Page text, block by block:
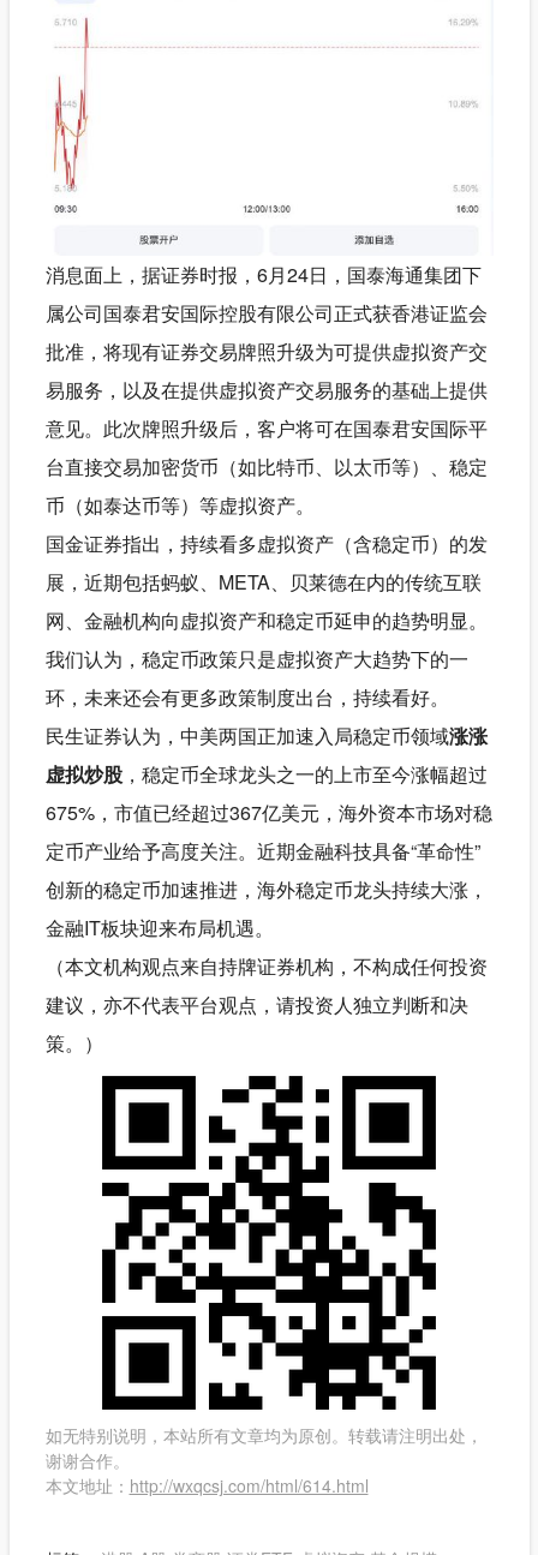
消息面上，据证券时报，6月24日，国泰海通集团下
属公司国泰君安国际控股有限公司正式获香港证监会
批准，将现有证券交易牌照升级为可提供虚拟资产交
易服务，以及在提供虚拟资产交易服务的基础上提供
意见。此次牌照升级后，客户将可在国泰君安国际平
台直接交易加密货币（如比特币、以太币等）、稳定
币（如泰达币等）等虚拟资产。
国金证券指出，持续看多虚拟资产（含稳定币）的发
展，近期包括蚂蚁、META、贝莱德在内的传统互联
网、金融机构向虚拟资产和稳定币延申的趋势明显。
我们认为，稳定币政策只是虚拟资产大趋势下的一
环，未来还会有更多政策制度出台，持续看好。
民生证券认为，中美两国正加速入局稳定币领域涨涨
虚拟炒股，稳定币全球龙头之一的上市至今涨幅超过
675%，市值已经超过367亿美元，海外资本市场对稳
定币产业给予高度关注。近期金融科技具备“革命性”
创新的稳定币加速推进，海外稳定币龙头持续大涨，
金融IT板块迎来布局机遇。
（本文机构观点来自持牌证券机构，不构成任何投资
建议，亦不代表平台观点，请投资人独立判断和决
策。）
如无特别说明，本站所有文章均为原创。转载请注明出处，
谢谢合作。
本文地址： http://wxqcsj.com/html/614.html